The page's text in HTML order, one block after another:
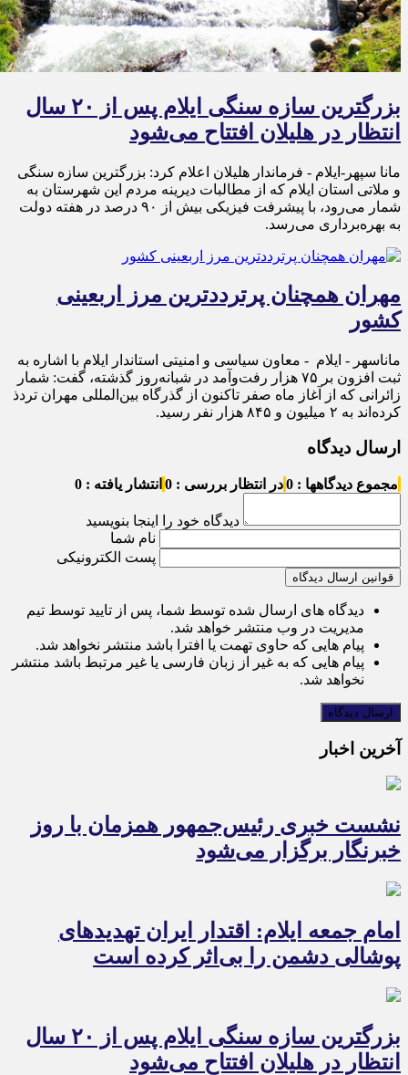
بزرگترین سازه سنگی ایلام پس از ۲۰ سال
انتظار در هلیلان افتتاح می‌شود
مانا سپهر-ایلام - فرماندار هلیلان اعلام کرد: بزرگترین سازه سنگی
و ملاتی استان ایلام که از مطالبات دیرینه مردم این شهرستان به
شمار می‌رود، با پیشرفت فیزیکی بیش از ۹۰ درصد در هفته دولت
به بهره‌برداری می‌رسد.
مهران همچنان پرترددترین مرز اربعینی
کشور
ماناسهر - ایلام - معاون سیاسی و امنیتی استاندار ایلام با اشاره به
ثبت افزون بر ۷۵ هزار رفت‌وآمد در شبانه‌روز گذشته، گفت: شمار
زائرانی که از آغاز ماه صفر تاکنون از گذرگاه بین‌المللی مهران تردذ
کرده‌اند به ۲ میلیون و ۸۴۵ هزار نفر رسید.
ارسال دیدگاه
مجموع دیدگاهها : 0 در انتظار بررسی : 0 انتشار یافته : 0
دیدگاه خود را اینجا بنویسید
نام شما
پست الکترونیکی
قوانین ارسال دیدگاه
دیدگاه های ارسال شده توسط شما، پس از تایید توسط تیم
مدیریت در وب منتشر خواهد شد.
پیام هایی که حاوی تهمت یا افترا باشد منتشر نخواهد شد.
پیام هایی که به غیر از زبان فارسی یا غیر مرتبط باشد منتشر
نخواهد شد.
آخرین اخبار
نشست خبری رئیس‌جمهور همزمان با روز
خبرنگار برگزار می‌شود
امام جمعه ایلام: اقتدار ایران تهدیدهای
پوشالی دشمن را بی‌اثر کرده است
بزرگترین سازه سنگی ایلام پس از ۲۰ سال
انتظار در هلیلان افتتاح می‌شود